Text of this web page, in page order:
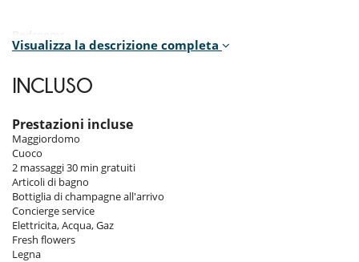
Room, Garden level. This bedroom has 1 double bed 160 cm
configurable in twin beds. Bathroom private. WC in the bathroom.
Room 2
Room, Garden level. This bedroom has 1 double bed 180 cm.
Bathroom private, with shower. WC in the bathroom.
Room 3
Room, Garden level, connecting room. This bedroom has 1 double bed
180 cm. Bathroom private, with shower. separate WC room.
Room 4 - Dortoir :
Room, Garden level. This bedroom has 4 bunk beds 100 cm. Bathroom
Visualizza la descrizione completa
INCLUSO
Prestazioni incluse
Maggiordomo
Cuoco
2 massaggi 30 min gratuiti
Articoli di bagno
Bottiglia di champagne all'arrivo
Concierge service
Elettricita, Acqua, Gaz
Fresh flowers
Legna